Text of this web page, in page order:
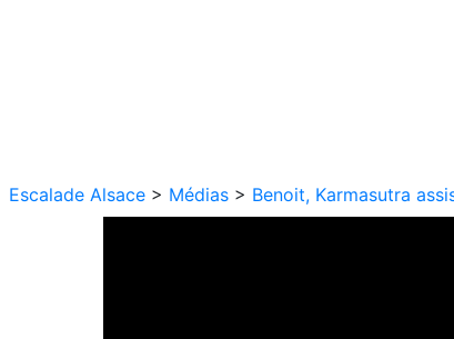
Escalade Alsace > Médias > Benoit, Karmasutra